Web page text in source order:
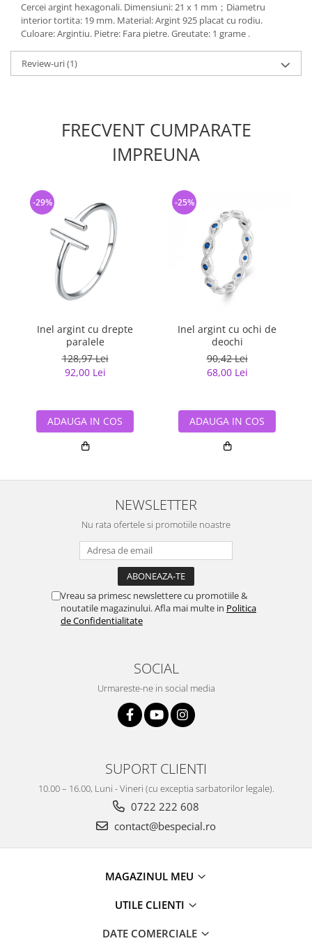
Cercei argint hexagonali. Dimensiuni: 21 x 1 mm；Diametru
interior tortita: 19 mm. Material: Argint 925 placat cu rodiu.
Culoare: Argintiu. Pietre: Fara pietre. Greutate: 1 grame .
Review-uri(1)
FRECVENT CUMPARATE
IMPREUNA
Inel argint cu drepte
paralele
128,97 Lei
92,00 Lei
-29%
ADAUGA IN COS
Inel argint cu ochi de
deochi
90,42 Lei
68,00 Lei
-25%
ADAUGA IN COS
NEWSLETTER
Nu rata ofertele si promotiile noastre
Vreau sa primesc newslettere cu promotiile &
noutatile magazinului. Afla mai multe in Politica
de Confidentialitate
SOCIAL
Urmareste-ne in social media
SUPORT CLIENTI
10.00 – 16.00, Luni - Vineri (cu exceptia sarbatorilor legale).
0722 222 608
contact@bespecial.ro
MAGAZINUL MEU
UTILE CLIENTI
DATE COMERCIALE